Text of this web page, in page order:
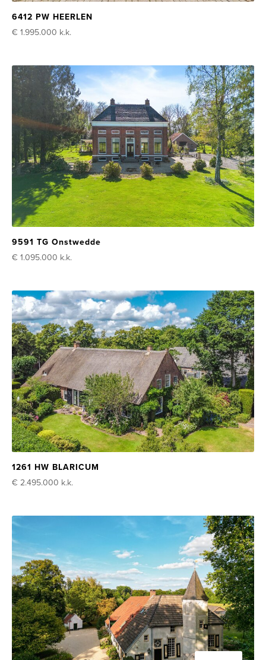
6412 PW HEERLEN
€ 1.995.000 k.k.
9591 TG Onstwedde
€ 1.095.000 k.k.
1261 HW BLARICUM
€ 2.495.000 k.k.